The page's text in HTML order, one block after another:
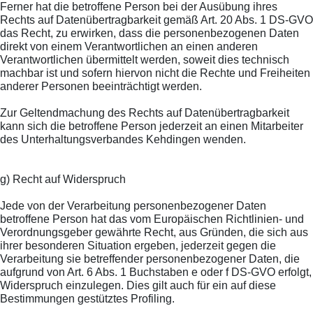
Ferner hat die betroffene Person bei der Ausübung ihres
Rechts auf Datenübertragbarkeit gemäß Art. 20 Abs. 1 DS-GVO
das Recht, zu erwirken, dass die personenbezogenen Daten
direkt von einem Verantwortlichen an einen anderen
Verantwortlichen übermittelt werden, soweit dies technisch
machbar ist und sofern hiervon nicht die Rechte und Freiheiten
anderer Personen beeinträchtigt werden.
Zur Geltendmachung des Rechts auf Datenübertragbarkeit
kann sich die betroffene Person jederzeit an einen Mitarbeiter
des Unterhaltungsverbandes Kehdingen wenden.
g) Recht auf Widerspruch
Jede von der Verarbeitung personenbezogener Daten
betroffene Person hat das vom Europäischen Richtlinien- und
Verordnungsgeber gewährte Recht, aus Gründen, die sich aus
ihrer besonderen Situation ergeben, jederzeit gegen die
Verarbeitung sie betreffender personenbezogener Daten, die
aufgrund von Art. 6 Abs. 1 Buchstaben e oder f DS-GVO erfolgt,
Widerspruch einzulegen. Dies gilt auch für ein auf diese
Bestimmungen gestütztes Profiling.